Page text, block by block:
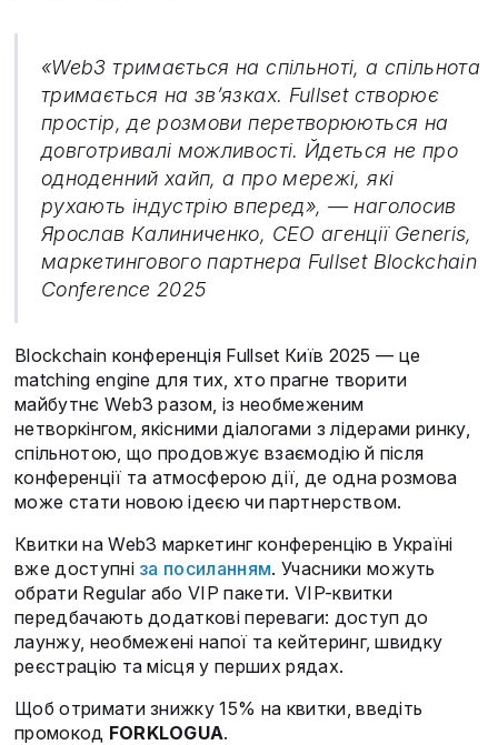
«Web3 тримається на спільноті, а спільнота
тримається на зв’язках. Fullset створює
простір, де розмови перетворюються на
довготривалі можливості. Йдеться не про
одноденний хайп, а про мережі, які
рухають індустрію вперед», — наголосив
Ярослав Калиниченко, CEO агенції Generis,
маркетингового партнера Fullset Blockchain
Conference 2025
Blockchain конференція Fullset Київ 2025 — це
matching engine для тих, хто прагне творити
майбутнє Web3 разом, із необмеженим
нетворкінгом, якісними діалогами з лідерами ринку,
спільнотою, що продовжує взаємодію й після
конференції та атмосферою дії, де одна розмова
може стати новою ідеєю чи партнерством.
Квитки на Web3 маркетинг конференцію в Україні
вже доступні за посиланням. Учасники можуть
обрати Regular або VIP пакети. VIP-квитки
передбачають додаткові переваги: доступ до
лаунжу, необмежені напої та кейтеринг, швидку
реєстрацію та місця у перших рядах.
Щоб отримати знижку 15% на квитки, введіть
промокод FORKLOGUA.